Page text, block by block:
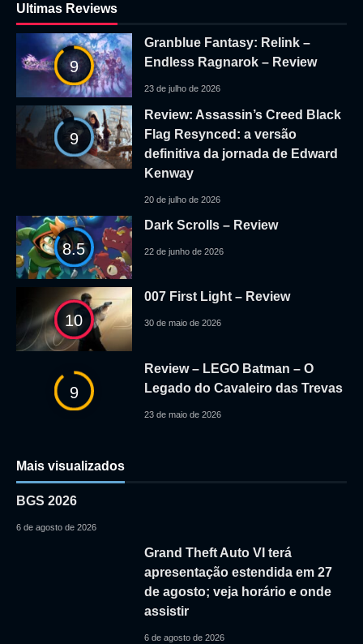
Ultimas Reviews
9
Granblue Fantasy: Relink –
Endless Ragnarok – Review
23 de julho de 2026
9
Review: Assassin’s Creed Black
Flag Resynced: a versão
definitiva da jornada de Edward
Kenway
20 de julho de 2026
8.5
Dark Scrolls – Review
22 de junho de 2026
10
007 First Light – Review
30 de maio de 2026
9
Review – LEGO Batman – O
Legado do Cavaleiro das Trevas
23 de maio de 2026
Mais visualizados
BGS 2026
6 de agosto de 2026
Grand Theft Auto VI terá
apresentação estendida em 27
de agosto; veja horário e onde
assistir
6 de agosto de 2026